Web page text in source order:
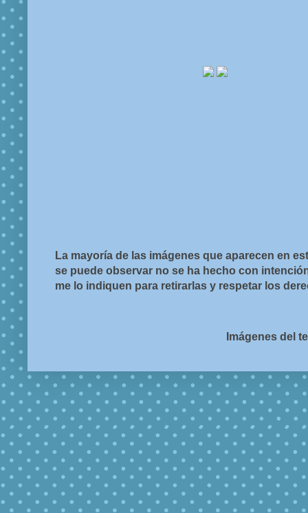
La mayoría de las imágenes que aparecen en
se puede observar no se ha hecho con
me lo indiquen para retirarlas y respetar los
Imágenes del